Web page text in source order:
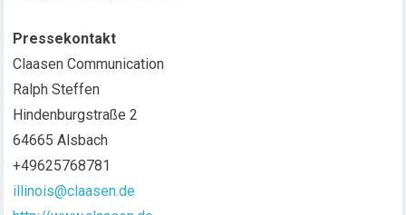
Pressekontakt
Claasen Communication
Ralph Steffen
Hindenburgstraße 2
64665 Alsbach
+49625768781
illinois@claasen.de